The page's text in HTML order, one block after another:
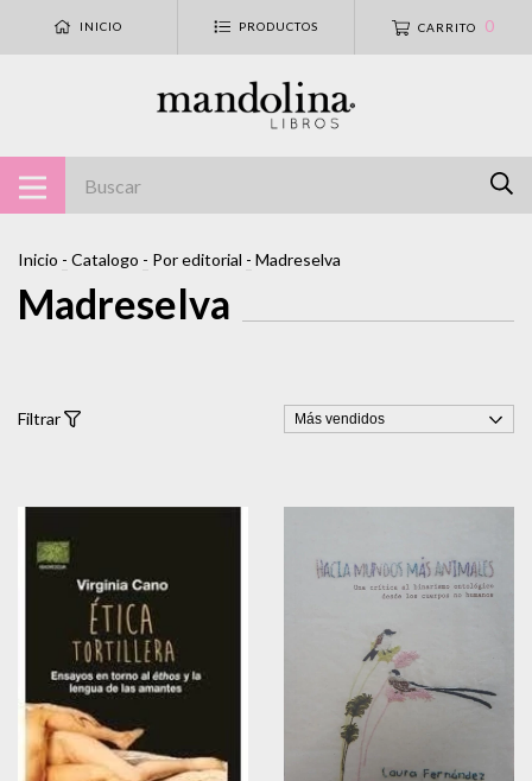
INICIO PRODUCTOS CARRITO 0
Inicio - Catalogo - Por editorial - Madreselva
Madreselva
Filtrar